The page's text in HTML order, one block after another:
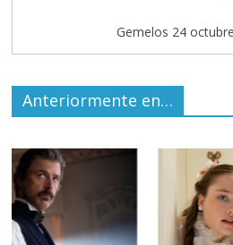
Gemelos 24
Anteriormente en…